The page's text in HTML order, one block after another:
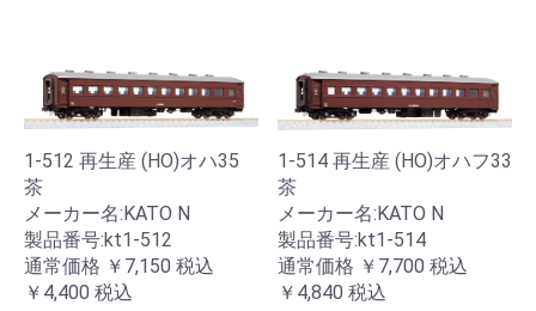
1-512 再生産 (HO)オハ35
茶
メーカー名:KATO N
製品番号:kt1-512
通常価格 ￥7,150 税込
￥4,400 税込
1-514 再生産 (HO)オハフ33
茶
メーカー名:KATO N
製品番号:kt1-514
通常価格 ￥7,700 税込
￥4,840 税込